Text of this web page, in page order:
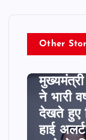
Other
उत्तराखण्ड
मुख्यमंत्री
ने भारी
देखते हुए
हाई